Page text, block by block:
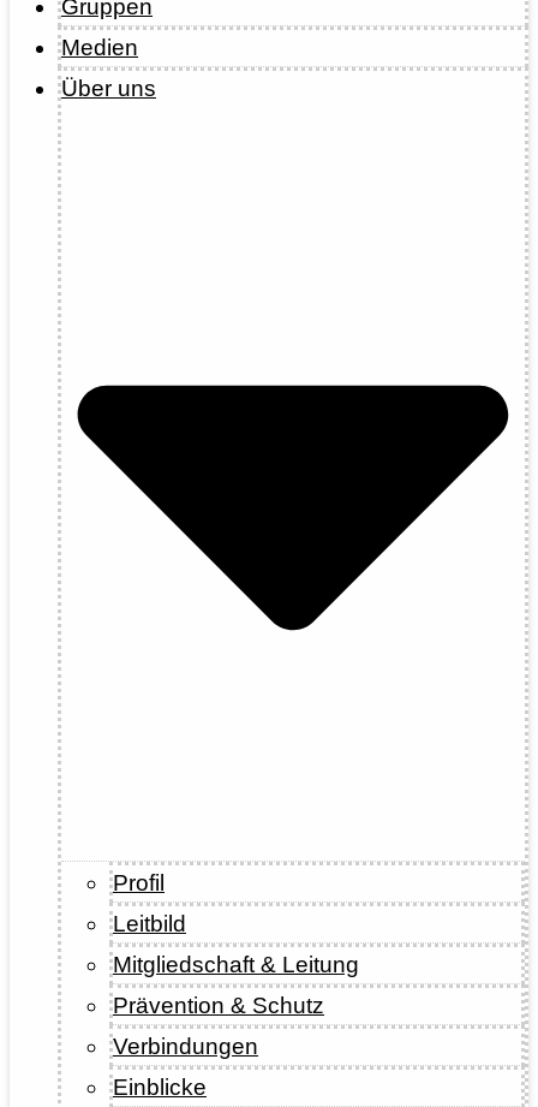
Gruppen
Medien
Über uns
Profil
Leitbild
Mitgliedschaft & Leitung
Prävention & Schutz
Verbindungen
Einblicke